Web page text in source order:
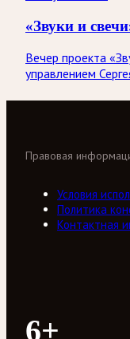
«Звуки и
Вечер проекта
управлением
Правовая
Условия
Политика
Контактная
6+